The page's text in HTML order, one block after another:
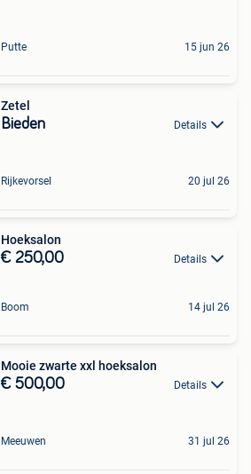
Putte 15 jun 26
Zetel
Bieden Details
Rijkevorsel 20 jul 26
Hoeksalon
€ 250,00 Details
Boom 14 jul 26
Mooie zwarte xxl hoeksalon
€ 500,00 Details
Meeuwen 31 jul 26